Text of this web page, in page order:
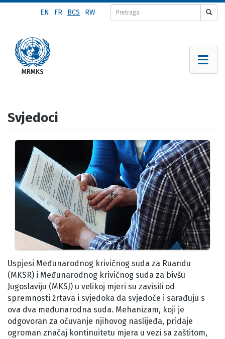
content
EN FR BCS RW
Svjedoci
Uspjesi Međunarodnog krivičnog suda za Ruandu
(MKSR) i Međunarodnog krivičnog suda za bivšu
Jugoslaviju (MKSJ) u velikoj mjeri su zavisili od
spremnosti žrtava i svjedoka da svjedoče i sarađuju s
ova dva međunarodna suda. Mehanizam, koji je
odgovoran za očuvanje njihovog naslijeđa, pridaje
ogroman značaj kontinuitetu mjera u vezi sa zaštitom,